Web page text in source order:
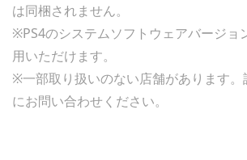
は同梱されません。
※PS4のシステムソフトウェアバージョ
用いただけます。
※一部取り扱いのない店舗があります。
にお問い合わせください。